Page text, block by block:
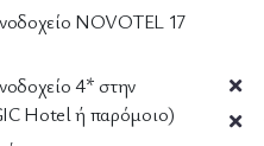
NOVOTEL 17
4* στην
Hotel ή παρόμοιο)